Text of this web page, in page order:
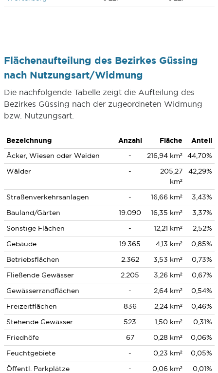
Flächenaufteilung des Bezirkes Güssing
nach Nutzungsart/Widmung
Die nachfolgende Tabelle zeigt die Aufteilung des
Bezirkes Güssing nach der zugeordneten Widmung
bzw. Nutzungsart.
Bezeichnung Anzahl Fläche
Anteil
Äcker, Wiesen oder Weiden
- 216,94 km²
44,70%
Wälder
-
205,27
km²
42,29%
Straßenverkehrsanlagen - 16,66 km²
3,43%
Bauland/Gärten
19.090 16,35 km²
3,37%
Sonstige Flächen
- 12,21 km²
2,52%
Gebäude
19.365 4,13 km²
0,85%
Betriebsflächen
2.362 3,53 km²
0,73%
Fließende Gewässer
2.205 3,26 km²
0,67%
Gewässerrandflächen
- 2,64 km²
0,54%
Freizeitflächen
836 2,24 km²
0,46%
Stehende Gewässer
523 1,50 km²
0,31%
Friedhöfe
67 0,28 km²
0,06%
Feuchtgebiete
- 0,23 km²
0,05%
Öffentl. Parkplätze
- 0,06 km²
0,01%